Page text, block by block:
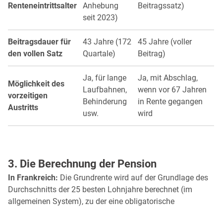
Renteneintrittsalter
Anhebung
seit 2023)
Beitragssatz)
Beitragsdauer für
den vollen Satz
43 Jahre (172
Quartale)
45 Jahre (voller
Beitrag)
Möglichkeit des
vorzeitigen
Austritts
Ja, für lange
Laufbahnen,
Behinderung
usw.
Ja, mit Abschlag,
wenn vor 67 Jahren
in Rente gegangen
wird
3. Die Berechnung der Pension
In Frankreich: Die Grundrente wird auf der Grundlage des
Durchschnitts der 25 besten Lohnjahre berechnet (im
allgemeinen System), zu der eine obligatorische